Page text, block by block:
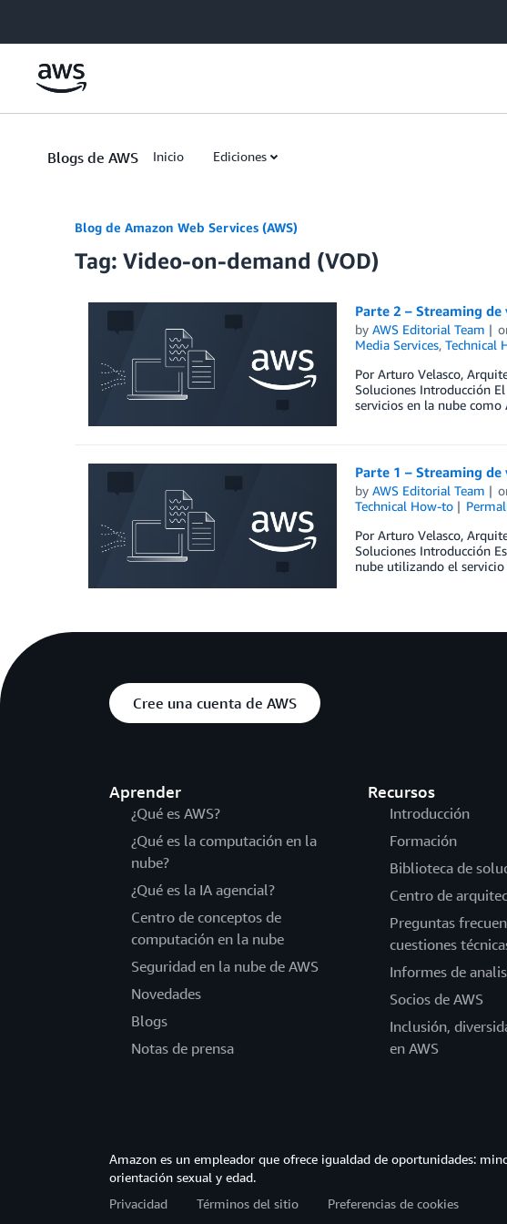
Blogs de AWS Inicio Ediciones
Blog de Amazon Web Services (AWS)
Tag: Video-on-demand (VOD)
Parte 2 – Streaming de
by AWS Editorial Team
Media Services, Technical
Por Arturo Velasco,
Soluciones Introducción
servicios en la nube
Parte 1 – Streaming de
by AWS Editorial Team
Technical How-to
Por Arturo Velasco,
Soluciones Introducción
nube utilizando el
Cree una cuenta de AWS
Aprender
¿Qué es AWS?
¿Qué es la computación en la
nube?
¿Qué es la IA agencial?
Centro de conceptos de
computación en la nube
Seguridad en la nube de AWS
Novedades
Blogs
Notas de prensa
Recursos
Introducción
Formación
Biblioteca de
Centro de
Preguntas
cuestiones
Informes de
Socios de AWS
Inclusión,
en AWS
Amazon es un empleador que ofrece igualdad de oportunidades:
orientación sexual y edad.
Privacidad
Términos del sitio Preferencias de cookies